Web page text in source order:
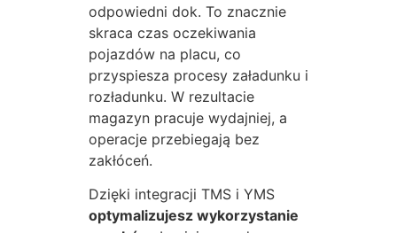
odpowiedni dok. To znacznie
skraca czas oczekiwania
pojazdów na placu, co
przyspiesza procesy załadunku i
rozładunku. W rezultacie
magazyn pracuje wydajniej, a
operacje przebiegają bez
zakłóceń.
Dzięki integracji TMS i YMS
optymalizujesz wykorzystanie